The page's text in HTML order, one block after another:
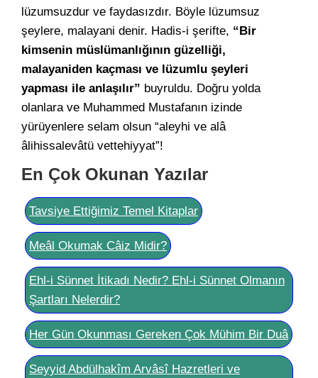
lüzumsuzdur ve faydasızdır. Böyle lüzumsuz
şeylere, malayani denir. Hadis-i şerifte, “Bir
kimsenin müslümanlığının güzelliği,
malayaniden kaçması ve lüzumlu şeyleri
yapması ile anlaşılır” buyruldu. Doğru yolda
olanlara ve Muhammed Mustafanın izinde
yürüyenlere selam olsun “aleyhi ve alâ
âlihissalevâtü vettehiyyat”!
En Çok Okunan Yazılar
Tavsiye Ettiğimiz Temel Kitaplar
Meâl Okumak Câiz Midir?
Ehl-i Sünnet İtikadı Nedir? Ehl-i Sünnet Olmanın
Şartları Nelerdir?
Her Gün Okunması Gereken Çok Mühim Bir Duâ
Seyyid Abdülhakîm Arvâsî Hazretleri ve